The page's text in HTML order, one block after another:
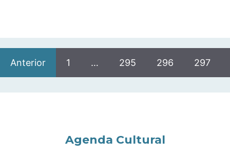
Anterior 1 … 295 296 297
Agenda Cultural